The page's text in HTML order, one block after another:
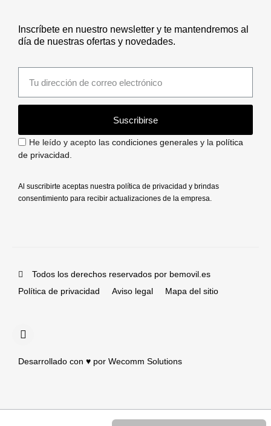
Inscríbete en nuestro newsletter y te mantendremos al
día de nuestras ofertas y novedades.
Suscribirse
He leído y acepto las condiciones generales y la política
de privacidad
Al suscribirte aceptas nuestra política de privacidad y brindas
consentimiento para recibir actualizaciones de la empresa.
Todos los derechos reservados por bemovil.es
Política de privacidad
Aviso legal Mapa del sitio
Desarrollado con ♥️ por Wecomm Solutions